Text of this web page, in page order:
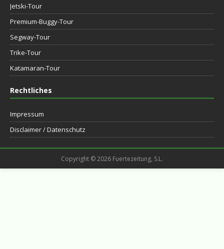
Jetski-Tour
Premium-Buggy-Tour
Segway-Tour
Trike-Tour
Katamaran-Tour
Rechtliches
Impressum
Disclaimer / Datenschutz
Copyright © 2026 Fuertezeitung, S.L.